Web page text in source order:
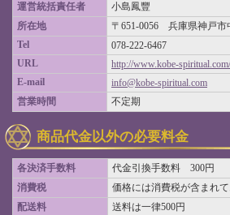
運営統括責任者
小島鳳豐
所在地
〒651-0056 兵庫県神戸市
Tel
078-222-6467
URL
http://www.kobe-spiritual.com/
E-mail
info@kobe-spiritual.com
営業時間
不定期
商品代金以外の必要料金
各決済手数料
代金引換手数料 300円
消費税
価格には消費税が含まれて
配送料
送料は一律500円